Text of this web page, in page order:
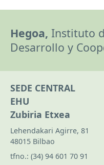
Hegoa, Instituto
Desarrollo y
SEDE CENTRAL
EHU
Zubiria Etxea
Lehendakari Agirre, 81
48015 Bilbao
tfno.: (34) 94 601 70 91